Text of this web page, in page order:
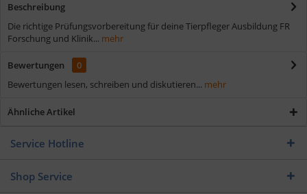
Beschreibung
Die richtige Prüfungsvorbereitung für deine Tierpfleger Ausbildung FR
Forschung und Klinik... mehr
Bewertungen
0
Bewertungen lesen, schreiben und diskutieren... mehr
Ähnliche Artikel
Service Hotline
Shop Service